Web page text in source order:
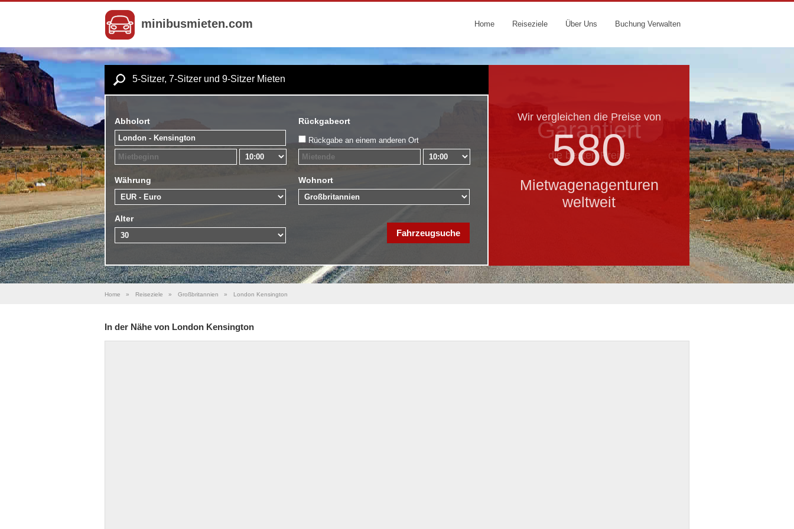
minibusmieten.com Home Reiseziele Über Uns Buchung Verwalten
5-Sitzer, 7-Sitzer und 9-Sitzer Mieten
Abholort Rückgabeort
Rückgabe an einem anderen Ort
Währung Wohnort
Alter
Wir vergleichen die Preise von
580
Mietwagenagenturen
weltweit
Garantiert
die besten Preise
Home » Reiseziele » Großbritannien » London Kensington
In der Nähe von London Kensington